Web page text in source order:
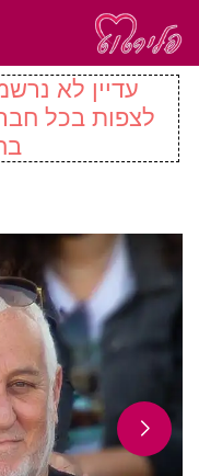
עדיין לא
לצפות בכל